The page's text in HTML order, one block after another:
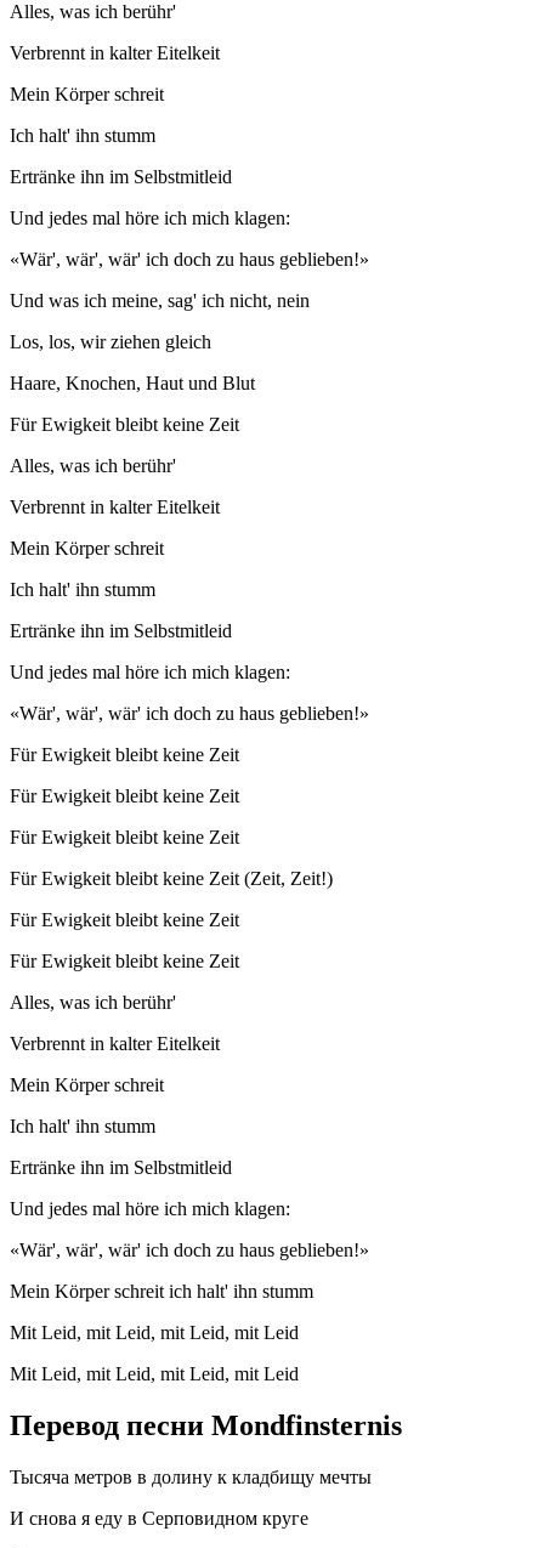
Alles, was ich berühr'
Verbrennt in kalter Eitelkeit
Mein Körper schreit
Ich halt' ihn stumm
Ertränke ihn im Selbstmitleid
Und jedes mal höre ich mich klagen:
«Wär', wär', wär' ich doch zu haus geblieben!»
Und was ich meine, sag' ich nicht, nein
Los, los, wir ziehen gleich
Haare, Knochen, Haut und Blut
Für Ewigkeit bleibt keine Zeit
Alles, was ich berühr'
Verbrennt in kalter Eitelkeit
Mein Körper schreit
Ich halt' ihn stumm
Ertränke ihn im Selbstmitleid
Und jedes mal höre ich mich klagen:
«Wär', wär', wär' ich doch zu haus geblieben!»
Für Ewigkeit bleibt keine Zeit
Für Ewigkeit bleibt keine Zeit
Für Ewigkeit bleibt keine Zeit
Für Ewigkeit bleibt keine Zeit (Zeit, Zeit!)
Für Ewigkeit bleibt keine Zeit
Für Ewigkeit bleibt keine Zeit
Alles, was ich berühr'
Verbrennt in kalter Eitelkeit
Mein Körper schreit
Ich halt' ihn stumm
Ertränke ihn im Selbstmitleid
Und jedes mal höre ich mich klagen:
«Wär', wär', wär' ich doch zu haus geblieben!»
Mein Körper schreit ich halt' ihn stumm
Mit Leid, mit Leid, mit Leid, mit Leid
Mit Leid, mit Leid, mit Leid, mit Leid
Перевод песни Mondfinsternis
Тысяча метров в долину к кладбищу мечты
И снова я еду в Серповидном круге